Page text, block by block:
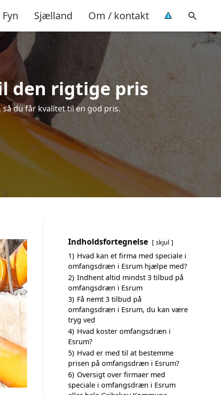
Fyn Sjælland Om / kontakt
den rigtige pris
du får kvalitet til en god pris.
Indholdsfortegnelse skjul
1) Hvad kan et firma med speciale i
omfangsdræn i Esrum hjælpe med?
2) Indhent altid mindst 3 tilbud på
omfangsdræn i Esrum
3) Få nemt 3 tilbud på
omfangsdræn i Esrum, du kan være
tryg ved
4) Hvad koster omfangsdræn i
Esrum?
5) Hvad er med til at bestemme
prisen på omfangsdræn i Esrum?
6) Oversigt over firmaer med
speciale i omfangsdræn i Esrum